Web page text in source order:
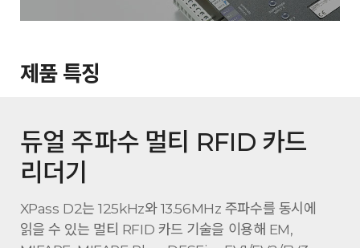
제품 특징
듀얼 주파수 멀티 RFID 카드
리더기
XPass D2는 125kHz와 13.56MHz 주파수를 동시에
읽을 수 있는 멀티 RFID 카드 기술을 이용해 EM,